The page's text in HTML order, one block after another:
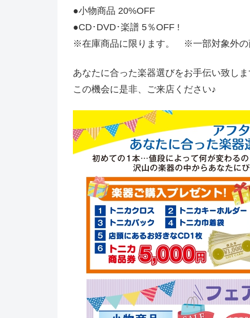
●小物商品 20%OFF
●CD･DVD･楽譜 5％OFF !
※在庫商品に限ります。 ※一部対象外の
あなたに合った楽器選びをお手伝い致し
この機会に是非、ご来店ください♪